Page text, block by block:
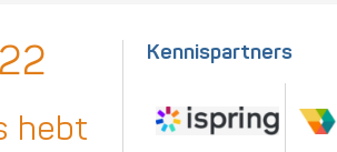
hebt
Kennispartners